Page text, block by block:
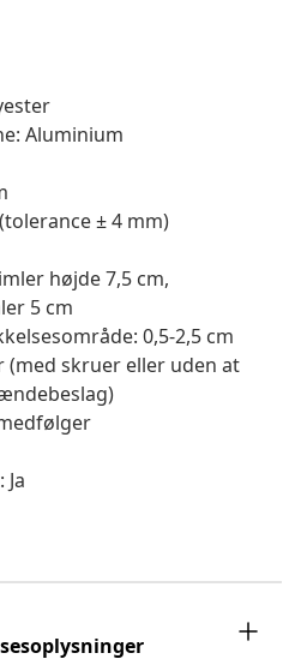
Aluminium
± 4 mm)
højde 7,5 cm,
5 cm
0,5-2,5 cm
(med skruer eller uden at